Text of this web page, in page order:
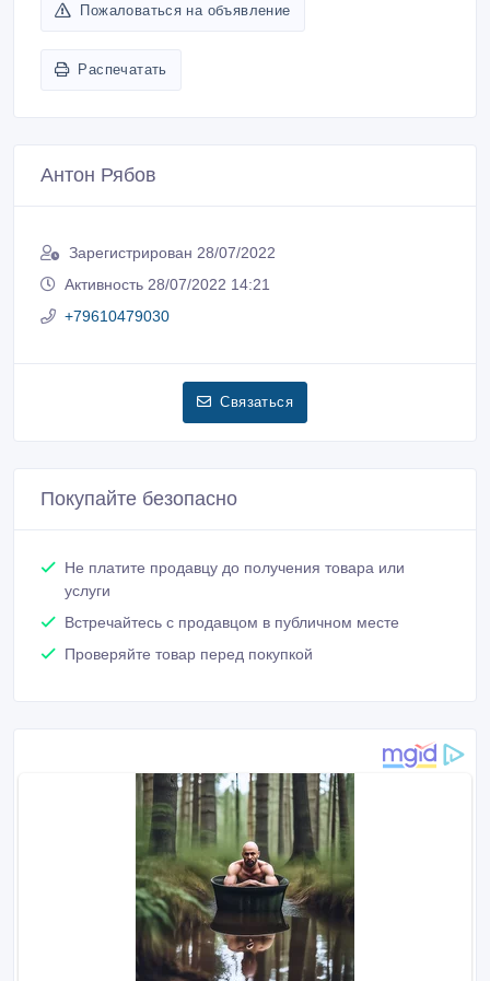
Пожаловаться на объявление
Распечатать
Антон Рябов
Зарегистрирован 28/07/2022
Активность 28/07/2022 14:21
+79610479030
Связаться
Покупайте безопасно
Не платите продавцу до получения товара или
услуги
Встречайтесь с продавцом в публичном месте
Проверяйте товар перед покупкой